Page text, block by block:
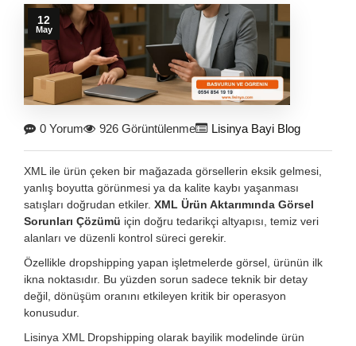
12
May
0 Yorum 926 Görüntülenme Lisinya Bayi Blog
XML ile ürün çeken bir mağazada görsellerin eksik gelmesi,
yanlış boyutta görünmesi ya da kalite kaybı yaşanması
satışları doğrudan etkiler. XML Ürün Aktarımında Görsel
Sorunları Çözümü için doğru tedarikçi altyapısı, temiz veri
alanları ve düzenli kontrol süreci gerekir.
Özellikle dropshipping yapan işletmelerde görsel, ürünün ilk
ikna noktasıdır. Bu yüzden sorun sadece teknik bir detay
değil, dönüşüm oranını etkileyen kritik bir operasyon
konusudur.
Lisinya XML Dropshipping olarak bayilik modelinde ürün